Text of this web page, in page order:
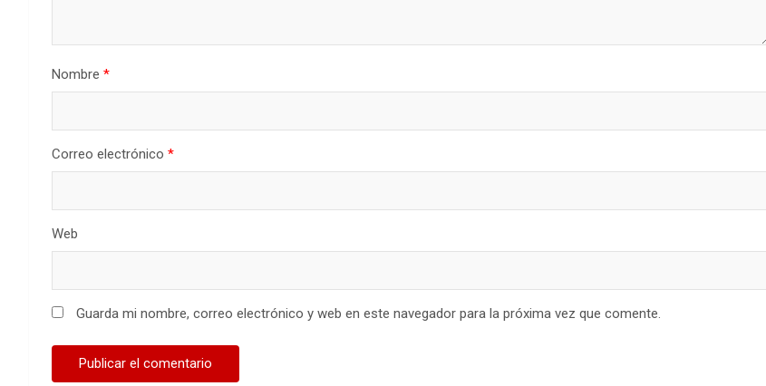
Nombre *
Correo electrónico *
Web
Guarda mi nombre, correo electrónico y web en este navegador para la próxima vez que comente.